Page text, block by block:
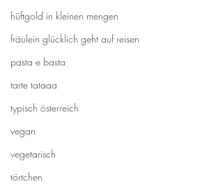
hüftgold in kleinen mengen
fräulein glücklich geht auf reisen
pasta e basta
tarte tataaa
typisch österreich
vegan
vegetarisch
törtchen